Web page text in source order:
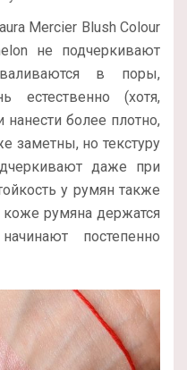
Mercier Blush Colour
не подчеркивают
в поры,
естественно (хотя,
нанести более плотно,
заметны, но текстуру
даже при
у румян также
румяна держатся
постепенно